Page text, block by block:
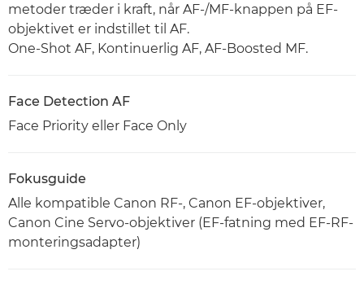
metoder træder i kraft, når AF-/MF-knappen på EF-
objektivet er indstillet til AF.
One-Shot AF, Kontinuerlig AF, AF-Boosted MF.
Face Detection AF
Face Priority eller Face Only
Fokusguide
Alle kompatible Canon RF-, Canon EF-objektiver,
Canon Cine Servo-objektiver (EF-fatning med EF-RF-
monteringsadapter)